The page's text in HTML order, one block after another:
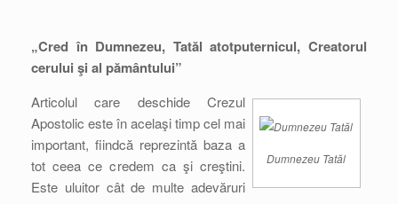
„Cred în Dumnezeu, Tatăl atotputernicul, Creatorul
cerului şi al pământului”
Dumnezeu Tatăl
Articolul care deschide Crezul
Apostolic este în acelaşi timp cel mai
important, fiindcă reprezintă baza a
tot ceea ce credem ca şi creştini.
Este uluitor cât de multe adevăruri